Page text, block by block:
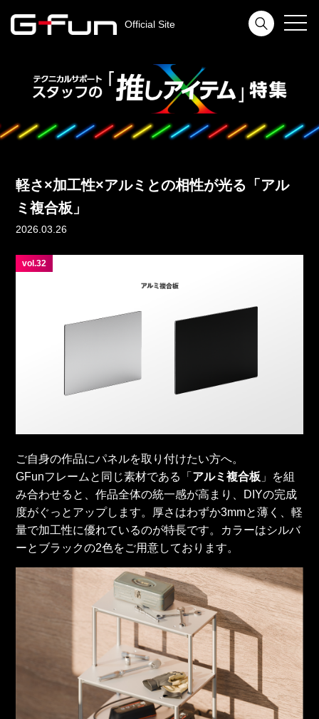
toggle
Official Site
軽さ×加工性×アルミとの相性が光る「アル
ミ複合板」
2026.03.26
ご自身の作品にパネルを取り付けたい方へ。
GFunフレームと同じ素材である「 アルミ複合板 」を組
み合わせると、作品全体の統一感が高まり、DIYの完成
度がぐっとアップします。厚さはわずか3mmと薄く、軽
量で加⼯性に優れているのが特⻑です。カラーはシルバ
ーとブラックの2色をご用意しております。